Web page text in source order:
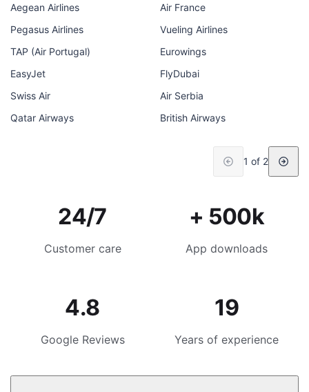
Aegean Airlines
Air France
Pegasus Airlines
Vueling Airlines
TAP (Air Portugal)
Eurowings
EasyJet
FlyDubai
Swiss Air
Air Serbia
Qatar Airways
British Airways
1 of 2
24/7
Customer care
+ 500k
App downloads
4.8
Google Reviews
19
Years of experience